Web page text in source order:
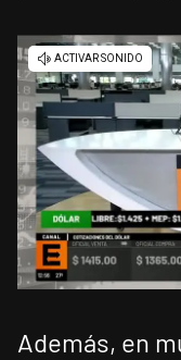
Además, en